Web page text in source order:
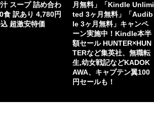
月無料」「Kindle Unlimi
ted 3ヶ月無料」「Audib
le 3ヶ月無料」キャンペ
ーン実施中！Kindle本半
額セール HUNTER×HUN
TERなど集英社、無職転
生,幼女戦記などKADOK
AWA、キャプテン翼100
円セールも！
スープ 詰め合わ
食 訳あり 4,780円
超激安特価